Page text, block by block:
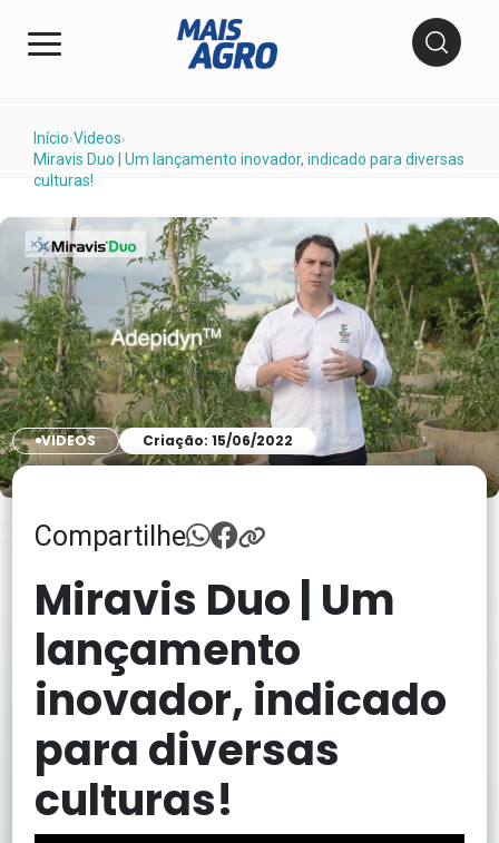
Início›Videos›
Miravis Duo | Um lançamento inovador, indicado para diversas
culturas!
VIDEOS Criação: 15/06/2022
Compartilhe
Miravis Duo | Um
lançamento
inovador, indicado
para diversas
culturas!